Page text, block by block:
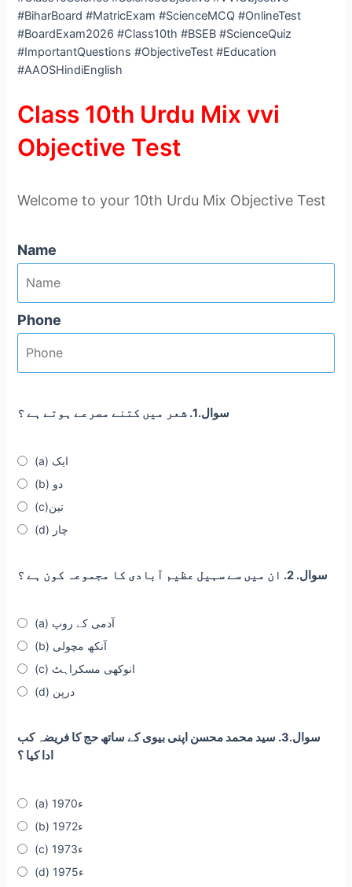
#BiharBoard #MatricExam #ScienceMCQ #OnlineTest
#BoardExam2026 #Class10th #BSEB #ScienceQuiz
#ImportantQuestions #ObjectiveTest #Education
#AAOSHindiEnglish
Class 10th Urdu Mix vvi
Objective Test
Welcome to your 10th Urdu Mix Objective Test
Name
Phone
سوال.1. شعر میں کتنے مصرعے ہوتے ہے ؟
(a) ایک
(b) دو
(c)تین
(d) چار
سوال. 2. ان میں سے سہیل عظیم آبادی کا مجموعہ کون ہے ؟
(a) آدمی کے روپ
(b) آنکھ مچولی
(c) انوکھی مسکراہٹ
(d) درپن
سوال.3. سید محمد محسن اپنی بیوی کے ساتھ حج کا فریضہ کب
ادا کیا ؟
(a) 1970ء
(b) 1972ء
(c) 1973ء
(d) 1975ء